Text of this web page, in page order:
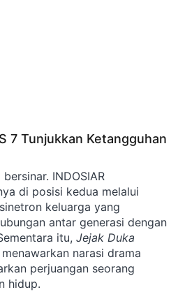
7 Tunjukkan Ketangguhan
INDOSIAR
di posisi kedua melalui
keluarga yang
antar generasi dengan
itu, Jejak Duka
narasi drama
perjuangan seorang
hidup.